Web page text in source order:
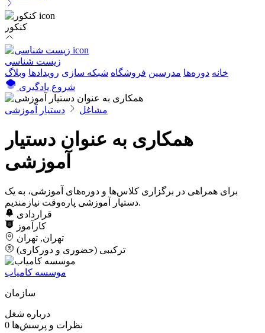
کنکور
زیست شناسی
خانه دوره‌ها مدرسین فروشگاه شبکه سازی رویداد‌ها وبلاگ
شروع یادگیری
مشاغل دستیار آموزشی
همکاری به عنوان دستیار
آموزشی
برای همراهی در برگزاری کلاس‌ها و دوره‌های آموزشی، به یک
دستیار آموزشی پاره‌وقت نیازمندیم.
قراردادی
کارآموز
تهران, تهران
ترکیبی (حضوری و دورکاری)
موسسه کامیاب
سازمان
درباره شغل
نظرات و پرسش‌ها 0